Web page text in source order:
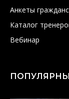
Анкеты
Каталог
Вебинар